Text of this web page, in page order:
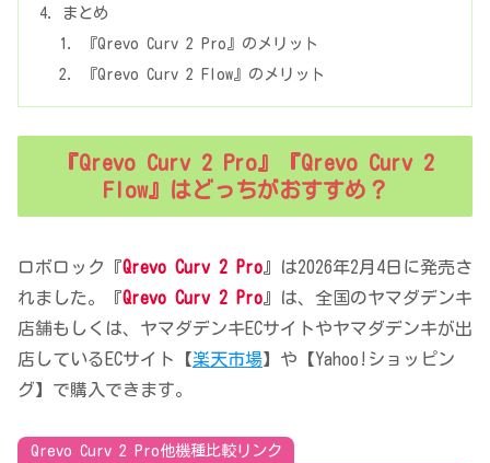
まとめ
『Qrevo Curv 2 Pro』のメリット
『Qrevo Curv 2 Flow』のメリット
『Qrevo Curv 2 Pro』『Qrevo Curv 2
Flow』はどっちがおすすめ？
ロボロック『Qrevo Curv 2 Pro』は2026年2月4日に発売さ
れました。『Qrevo Curv 2 Pro』は、全国のヤマダデンキ
店舗もしくは、ヤマダデンキECサイトやヤマダデンキが出
店しているECサイト【楽天市場】や【Yahoo!ショッピン
グ】で購入できます。
Qrevo Curv 2 Pro他機種比較リンク